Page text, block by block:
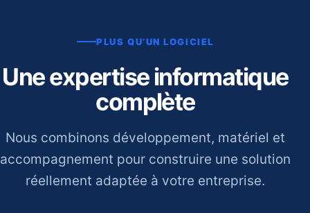
PLUS QU’UN LOGICIEL
Une expertise informatique
complète
Nous combinons développement, matériel et
accompagnement pour construire une solution
réellement adaptée à votre entreprise.